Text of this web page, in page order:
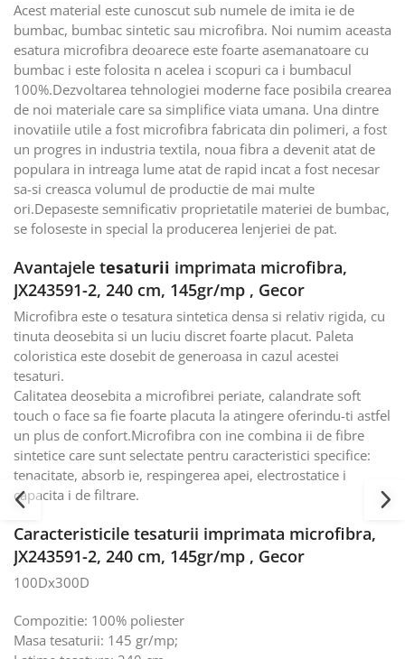
Acest material este cunoscut sub numele de imita ie de
bumbac, bumbac sintetic sau microfibra. Noi numim aceasta
esatura microfibra deoarece este foarte asemanatoare cu
bumbac i este folosita n acelea i scopuri ca i bumbacul
100%.Dezvoltarea tehnologiei moderne face posibila crearea
de noi materiale care sa simplifice viata umana. Una dintre
inovatiile utile a fost microfibra fabricata din polimeri, a fost
un progres in industria textila, noua fibra a devenit atat de
populara in intreaga lume atat de rapid incat a fost necesar
sa-si creasca volumul de productie de mai multe
ori.Depaseste semnificativ proprietatile materiei de bumbac,
se foloseste in special la producerea lenjeriei de pat.
Avantajele tesaturii imprimata microfibra,
JX243591-2, 240 cm, 145gr/mp , Gecor
Microfibra este o tesatura sintetica densa si relativ rigida, cu
tinuta deosebita si un luciu discret foarte placut. Paleta
coloristica este dosebit de generoasa in cazul acestei
tesaturi.
Calitatea deosebita a microfibrei periate, calandrate soft
touch o face sa fie foarte placuta la atingere oferindu-ti astfel
un plus de confort.Microfibra con ine combina ii de fibre
sintetice care sunt selectate pentru caracteristici specifice:
tenacitate, absorb ie, respingerea apei, electrostatice i
capacita i de filtrare.
Caracteristicile tesaturii imprimata microfibra,
JX243591-2, 240 cm, 145gr/mp , Gecor
100Dx300D
Compozitie: 100% poliester
Masa tesaturii: 145 gr/mp;